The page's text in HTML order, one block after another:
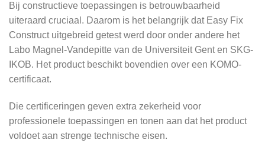
Bij constructieve toepassingen is betrouwbaarheid
uiteraard cruciaal. Daarom is het belangrijk dat Easy Fix
Construct uitgebreid getest werd door onder andere het
Labo Magnel-Vandepitte van de Universiteit Gent en SKG-
IKOB. Het product beschikt bovendien over een KOMO-
certificaat.
Die certificeringen geven extra zekerheid voor
professionele toepassingen en tonen aan dat het product
voldoet aan strenge technische eisen.